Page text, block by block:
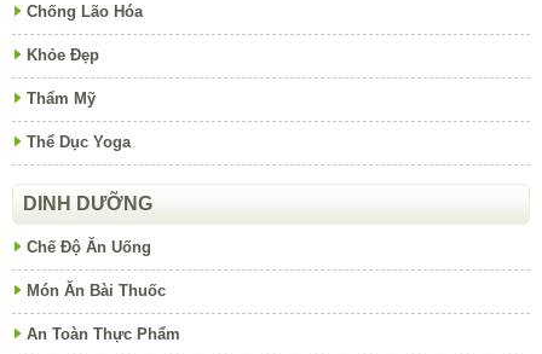
Chống Lão Hóa
Khỏe Đẹp
Thẩm Mỹ
Thể Dục Yoga
DINH DƯỠNG
Chế Độ Ăn Uống
Món Ăn Bài Thuốc
An Toàn Thực Phẩm